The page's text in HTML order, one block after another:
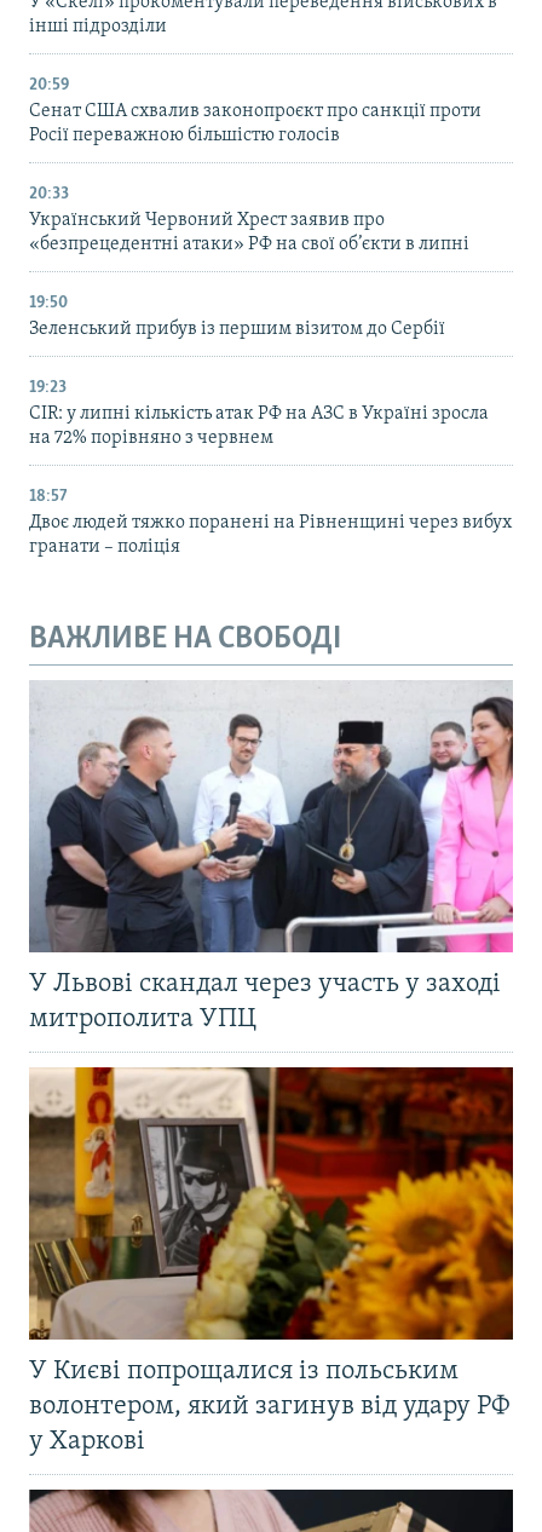
інші підрозділи
20:59
Cенат США схвалив законопроєкт про санкції проти
Росії переважною більшістю голосів
20:33
Український Червоний Хрест заявив про
«безпрецедентні атаки» РФ на свої об’єкти в липні
19:50
Зеленський прибув із першим візитом до Сербії
19:23
CIR: у липні кількість атак РФ на АЗС в Україні зросла
на 72% порівняно з червнем
18:57
Двоє людей тяжко поранені на Рівненщині через вибух
гранати – поліція
ВАЖЛИВЕ НА СВОБОДІ
У Львові скандал через участь у заході
митрополита УПЦ
У Києві попрощалися із польським
волонтером, який загинув від удару РФ
у Харкові